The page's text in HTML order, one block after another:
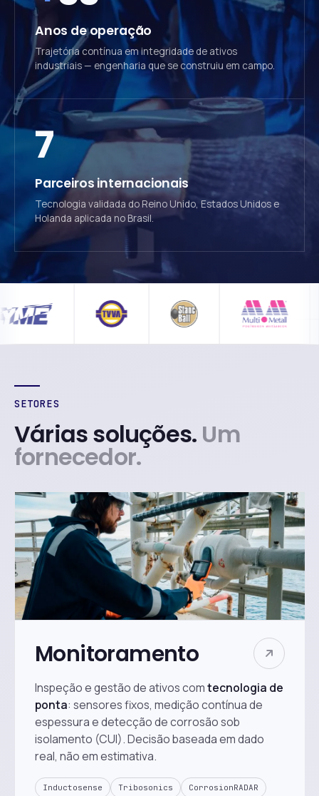
Anos de operação
Trajetória contínua em integridade de ativos
industriais — engenharia que se construiu em campo.
7
Parceiros internacionais
Tecnologia validada do Reino Unido, Estados Unidos e
Holanda aplicada no Brasil.
SETORES
Várias soluções. Um
fornecedor.
Monitoramento
Inspeção e gestão de ativos comtecnologia de
ponta: sensores fixos, medição contínua de
espessura e detecção de corrosão sob
isolamento (CUI). Decisão baseada em dado
real, não em estimativa.
Inductosense Tribosonics CorrosionRADAR